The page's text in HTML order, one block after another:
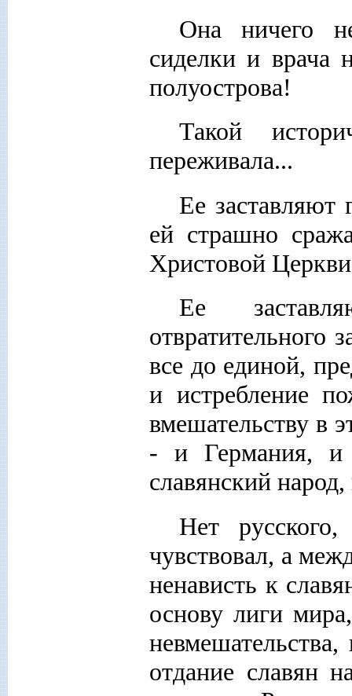
Она ничего
сиделки и врача
полуострова!
Такой
переживала...
Ее заставляют
ей страшно
Христовой
Ее
отвратительного
все до единой,
и истребление
вмешательству в
- и Германия, и
славянский
Нет
чувствовал, а
ненависть к
основу лиги
отдание славян